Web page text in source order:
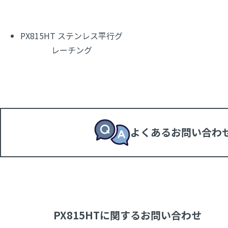
PX815HT ステンレス平行グ
レーチング
よくあるお問い合わ
PX815HTに関するお問い合わせ